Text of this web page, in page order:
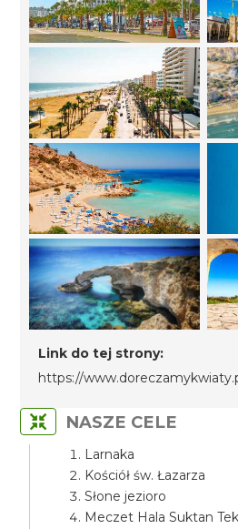
Link do tej strony:
https://
NASZE CELE
Larnaka
Kościół św. Łazarza
Słone jezioro
Meczet Hala Suktan